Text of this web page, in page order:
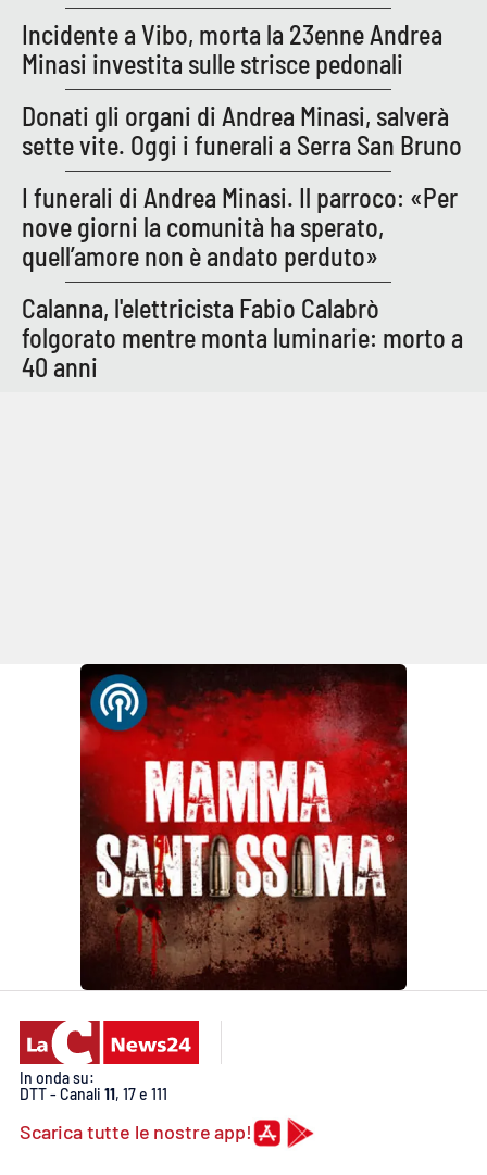
Incidente a Vibo, morta la 23enne Andrea
Minasi investita sulle strisce pedonali
Donati gli organi di Andrea Minasi, salverà
sette vite. Oggi i funerali a Serra San Bruno
I funerali di Andrea Minasi. Il parroco: «Per
nove giorni la comunità ha sperato,
quell’amore non è andato perduto»
Calanna, l'elettricista Fabio Calabrò
folgorato mentre monta luminarie: morto a
40 anni
In onda su:
DTT - Canali 11, 17 e 111
Scarica tutte le nostre app!